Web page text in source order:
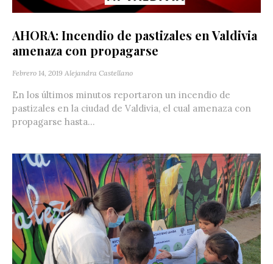
AHORA: Incendio de pastizales en Valdivia
amenaza con propagarse
Febrero 14, 2019 Alejandra Castellano
En los últimos minutos reportaron un incendio de
pastizales en la ciudad de Valdivia, el cual amenaza con
propagarse hasta...